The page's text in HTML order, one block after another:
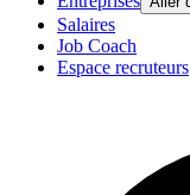
Salaires
Job Coach
Espace recruteurs